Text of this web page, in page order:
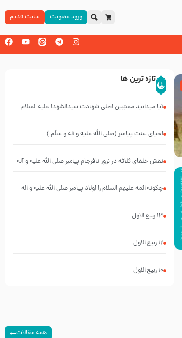
ورود عضویت سایت قدیم
تازه ترین ها
آیا میدانید مسبّبین اصلی شهادت سیدالشهدا علیه ‌السلام
احیای سنت پیامبر (صلی الله علیه و آله و سلّم )
نقش خلفای ثلاثه در ترور نافرجام پیامبر صلی الله علیه و آله
چگونه ائمه علیهم السلام را اولاد پیامبر صلی الله علیه و اله
13 ربيع الاول
12 ربيع الاول
10 ربيع الاول
همه مقالات